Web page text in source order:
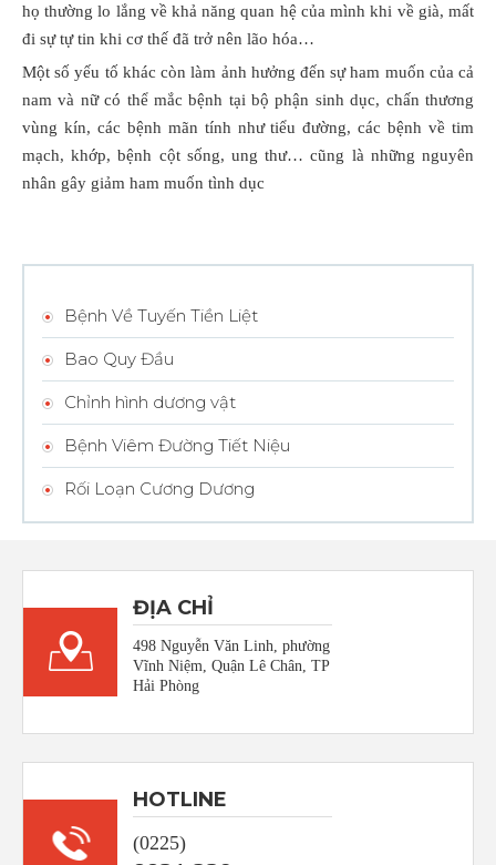
họ thường lo lắng về khả năng quan hệ của mình khi về già, mất
đi sự tự tin khi cơ thế đã trở nên lão hóa…
Một số yếu tố khác còn làm ảnh hưởng đến sự ham muốn của cả
nam và nữ có thể mắc bệnh tại bộ phận sinh dục, chấn thương
vùng kín, các bệnh mãn tính như tiểu đường, các bệnh về tim
mạch, khớp, bệnh cột sống, ung thư… cũng là những nguyên
nhân gây giảm ham muốn tình dục
Bệnh Về Tuyến Tiền Liệt
Bao Quy Đầu
Chỉnh hình dương vật
Bệnh Viêm Đường Tiết Niệu
Rối Loạn Cương Dương
ĐỊA CHỈ
498 Nguyễn Văn Linh, phường
Vĩnh Niệm, Quận Lê Chân, TP
Hải Phòng
HOTLINE
(0225)